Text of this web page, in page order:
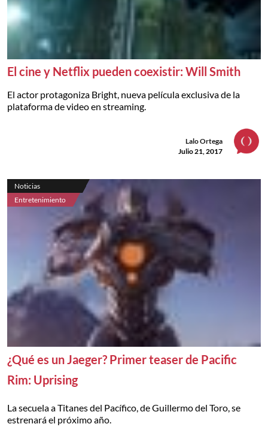
El cine y Netflix pueden coexistir: Will Smith
El actor protagoniza Bright, nueva película exclusiva de la
plataforma de video en streaming.
Lalo Ortega
Julio 21, 2017
Noticias
Entretenimiento
¿Qué es un Jaeger? Primer teaser de Pacific
Rim: Uprising
La secuela a Titanes del Pacífico, de Guillermo del Toro, se
estrenará el próximo año.